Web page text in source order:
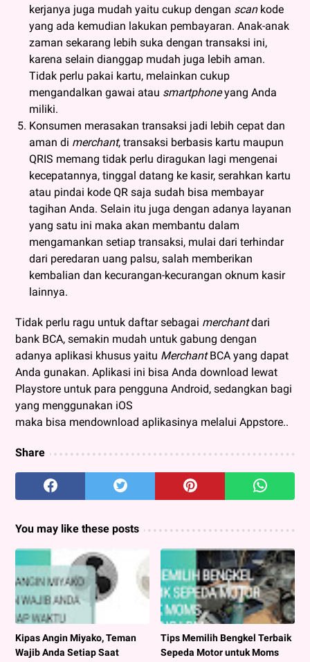
kerjanya juga mudah yaitu cukup dengan scan kode
yang ada kemudian lakukan pembayaran. Anak-anak
zaman sekarang lebih suka dengan transaksi ini,
karena selain dianggap mudah juga lebih aman.
Tidak perlu pakai kartu, melainkan cukup
mengandalkan gawai atau smartphoneyang Anda
miliki.
Konsumen merasakan transaksi jadi lebih cepat dan
aman di merchant, transaksi berbasis kartu maupun
QRIS memang tidak perlu diragukan lagi mengenai
kecepatannya, tinggal datang ke kasir, serahkan kartu
atau pindai kode QR saja sudah bisa membayar
tagihan Anda. Selain itu juga dengan adanya layanan
yang satu ini maka akan membantu dalam
mengamankan setiap transaksi, mulai dari terhindar
dari peredaran uang palsu, salah memberikan
kembalian dan kecurangan-kecurangan oknum kasir
lainnya.
Tidak perlu ragu untuk daftar sebagai merchantdari
bank BCA, semakin mudah untuk gabung dengan
adanya aplikasi khusus yaitu MerchantBCA yang dapat
Anda gunakan. Aplikasi ini bisa Anda download lewat
Playstore untuk para pengguna Android, sedangkan bagi
yang menggunakan iOS
maka bisa mendownload aplikasinya melalui Appstore..
Share
You may like these posts
Kipas Angin Miyako, Teman
Wajib Anda Setiap Saat
Tips Memilih Bengkel Terbaik
Sepeda Motor untuk Moms